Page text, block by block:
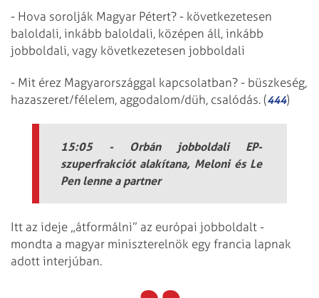
- Hova sorolják Magyar Pétert? - következetesen
baloldali, inkább baloldali, középen áll, inkább
jobboldali, vagy következetesen jobboldali
- Mit érez Magyarországgal kapcsolatban? - büszkeség,
hazaszeret/félelem, aggodalom/düh, csalódás. (444)
15:05 - Orbán jobboldali EP-
szuperfrakciót alakítana, Meloni és Le
Pen lenne a partner
Itt az ideje „átformálni” az európai jobboldalt -
mondta a magyar miniszterelnök egy francia lapnak
adott interjúban.